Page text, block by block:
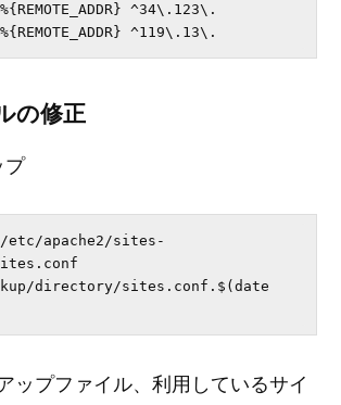
^34\.123\.
^119\.13\.
の修正
プ
apache2/sites-
directory/sites.conf.$(date
ップファイル、利用しているサイ